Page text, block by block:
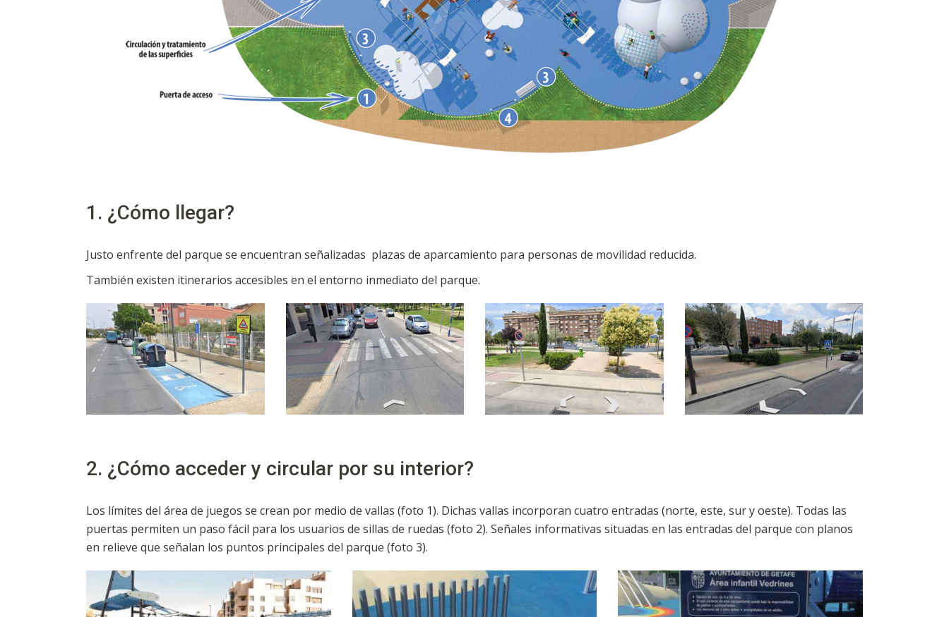
1. ¿Cómo llegar?
Justo enfrente del parque se encuentran señalizadas plazas de aparcamiento para personas de movilidad reducida.
También existen itinerarios accesibles en el entorno inmediato del parque.
2. ¿Cómo acceder y circular por su interior?
Los límites del área de juegos se crean por medio de vallas (foto 1). Dichas vallas incorporan cuatro entradas (norte, este, sur y oeste). Todas las
puertas permiten un paso fácil para los usuarios de sillas de ruedas (foto 2). Señales informativas situadas en las entradas del parque con planos
en relieve que señalan los puntos principales del parque (foto 3).